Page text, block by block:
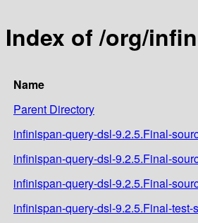
Index of /org/
Name
Parent Directory
infinispan-query-dsl-9.2.5.Final-
infinispan-query-dsl-9.2.5.Final-
infinispan-query-dsl-9.2.5.Final-
infinispan-query-dsl-9.2.5.Final-test-